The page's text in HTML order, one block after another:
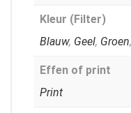
Kleur (Filter)
Blauw, Geel, Groen,
Effen of print
Print